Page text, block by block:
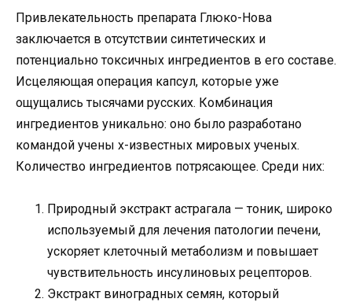
Привлекательность препарата Глюко-Нова
заключается в отсутствии синтетических и
потенциально токсичных ингредиентов в его составе.
Исцеляющая операция капсул, которые уже
ощущались тысячами русских. Комбинация
ингредиентов уникально: оно было разработано
командой учены х-известных мировых ученых.
Количество ингредиентов потрясающее. Среди них:
Природный экстракт астрагала — тоник, широко
используемый для лечения патологии печени,
ускоряет клеточный метаболизм и повышает
чувствительность инсулиновых рецепторов.
Экстракт виноградных семян, который